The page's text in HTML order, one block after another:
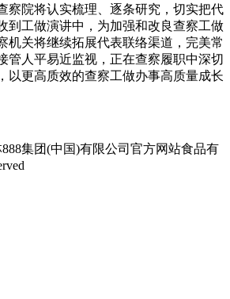
察院将认实梳理、逐条研究，切实把代
到工做演讲中，为加强和改良查察工做
机关将继续拓展代表联络渠道，完美常
管人平易近监视，正在查察履职中深切
以更高质效的查察工做办事高质量成长
集团(中国)有限公司官方网站食品有